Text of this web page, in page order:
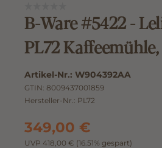
B-Ware #5422 -
PL72
Artikel-Nr.: W904392AA
GTIN: 8009437001859
Hersteller-Nr.: PL72
349,00 €
UVP 418,00 € (16.51% gespart)